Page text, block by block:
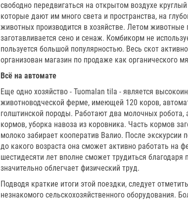
свободно передвигаться на открытом воздухе
которые дают им много света и пространства, на
животных производится в хозяйстве. Летом
заготавливается сено и сенаж. Комбикорм не
пользуется большой популярностью. Весь скот
организован магазин по продаже как органического
Всё на автомате
Еще одно хозяйство - Tuomalan tila - является
животноводческой ферме, имеющей 120 коров,
голштинской породы. Работают два молочных робота,
кормов, уборка навоза из коровника. Часть кормов
молоко забирает кооператив Валио. После
до какого возраста она сможет активно работать на
шестидесяти лет вполне сможет трудиться
значительно облегчает физический труд.
Подводя краткие итоги этой поездки, следует
незнакомого сельскохозяйственного оборудования.